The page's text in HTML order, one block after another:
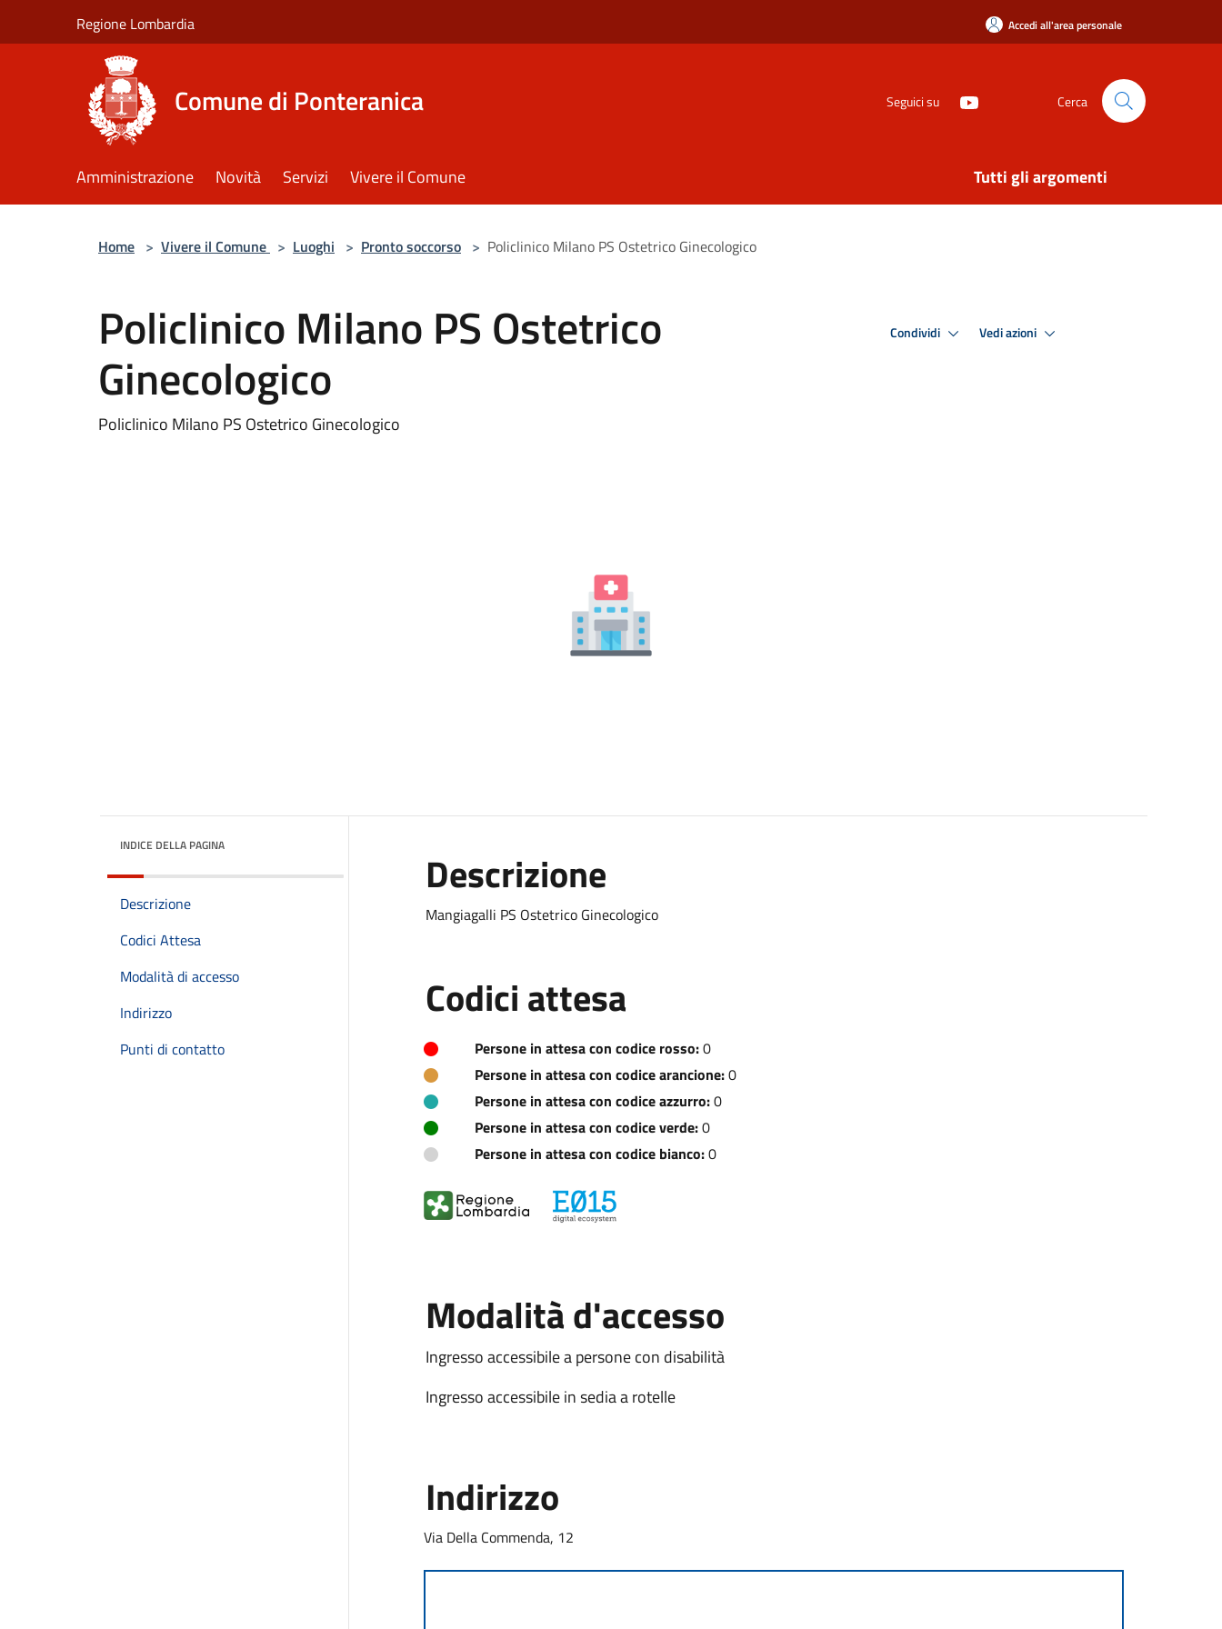
Regione Lombardia Accedi all'area personale
Comune di Ponteranica Seguici su Cerca
Amministrazione Novità Servizi Vivere il Comune Tutti gli argomenti
Home > Vivere il Comune > Luoghi > Pronto soccorso > Policlinico Milano PS Ostetrico Ginecologico
Policlinico Milano PS Ostetrico
Ginecologico
Policlinico Milano PS Ostetrico Ginecologico
Condividi Vedi azioni
INDICE DELLA PAGINA
Descrizione
Codici Attesa
Modalità di accesso
Indirizzo
Punti di contatto
Descrizione
Mangiagalli PS Ostetrico Ginecologico
Codici attesa
Persone in attesa con codice rosso:0
Persone in attesa con codice arancione:0
Persone in attesa con codice azzurro:0
Persone in attesa con codice verde:0
Persone in attesa con codice bianco:0
Modalità d'accesso
Ingresso accessibile a persone con disabilità
Ingresso accessibile in sedia a rotelle
Indirizzo
Via Della Commenda, 12